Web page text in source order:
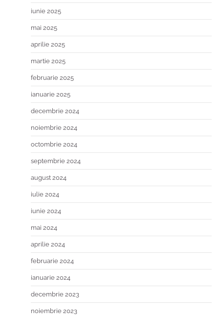
iunie 2025
mai 2025
aprilie 2025
martie 2025
februarie 2025
ianuarie 2025
decembrie 2024
noiembrie 2024
octombrie 2024
septembrie 2024
august 2024
iulie 2024
iunie 2024
mai 2024
aprilie 2024
februarie 2024
ianuarie 2024
decembrie 2023
noiembrie 2023